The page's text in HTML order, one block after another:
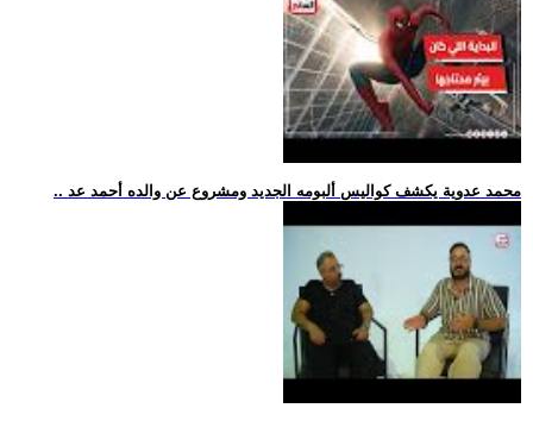
.. محمد عدوية يكشف كواليس ألبومه الجديد ومشروع عن والده أحمد عد